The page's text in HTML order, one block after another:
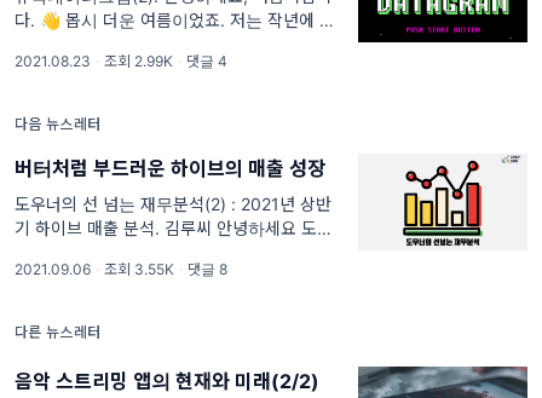
다. 👋 몹시 더운 여름이었죠. 저는 작년에 이
름을 보낸 것 같아요. 얘기가 나온 김에, 이번
2021.08.23 · 조회 2.99K · 댓글 4
다음 뉴스레터
버터처럼 부드러운 하이브의 매출 성장
도우너의 선 넘는 재무분석(2) : 2021년 상반
기 하이브 매출 분석. 김루씨 안녕하세요 도우
다. 김루씨 지난 뉴스레터는 잘 받아 보셨나요?
요? 도우너 독자분들
2021.09.06 · 조회 3.55K · 댓글 8
다른 뉴스레터
음악 스트리밍 앱의 현재와 미래(2/2)